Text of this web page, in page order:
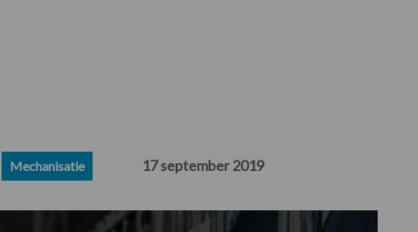
Mechanisatie 17 september 2019